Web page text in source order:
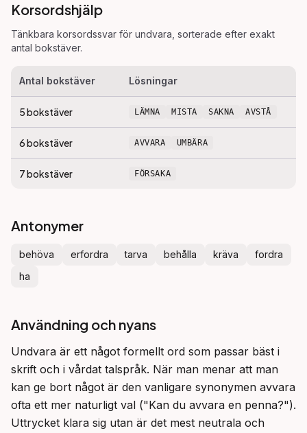
Korsordshjälp
Tänkbara korsordssvar för undvara , sorterade efter exakt
antal bokstäver.
Antal bokstäver Lösningar
5bokstäver LÄMNA MISTA SAKNA AVSTÅ
6bokstäver AVVARA UMBÄRA
7bokstäver FÖRSAKA
Antonymer
behöva erfordra tarva behålla kräva
fordra
ha
Användning och nyans
Undvara är ett något formellt ord som passar bäst i
skrift och i vårdat talspråk. När man menar att man
kan ge bort något är den vanligare synonymen avvara
ofta ett mer naturligt val ("Kan du avvara en penna?").
Uttrycket klara sig utan är det mest neutrala och